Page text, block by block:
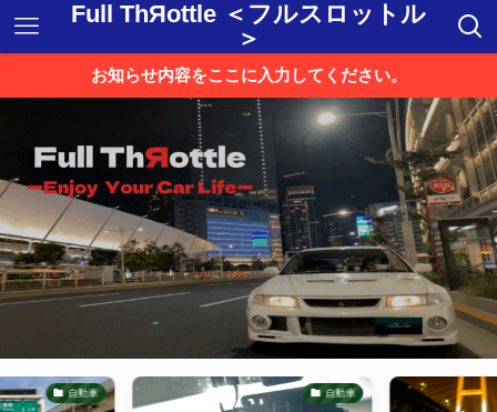
Full ThЯottle ＜フルスロットル
＞
お知らせ内容をここに入力してください。
自動車 自動車